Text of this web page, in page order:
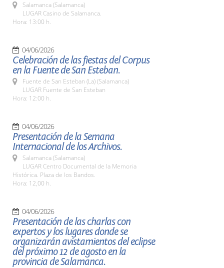
Salamanca (Salamanca)
LUGAR Casino de Salamanca.
Hora: 13:00 h.
04/06/2026
Celebración de las fiestas del Corpus
en la Fuente de San Esteban.
Fuente de San Esteban (La) (Salamanca)
LUGAR Fuente de San Esteban
Hora: 12:00 h.
04/06/2026
Presentación de la Semana
Internacional de los Archivos.
Salamanca (Salamanca)
LUGAR Centro Documental de la Memoria
Histórica. Plaza de los Bandos.
Hora: 12,00 h.
04/06/2026
Presentación de las charlas con
expertos y los lugares donde se
organizarán avistamientos del eclipse
del próximo 12 de agosto en la
provincia de Salamanca.